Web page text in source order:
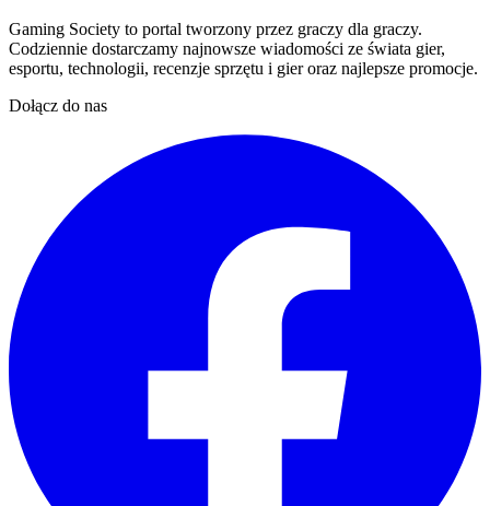
Gaming Society to portal tworzony przez graczy dla graczy.
Codziennie dostarczamy najnowsze wiadomości ze świata gier,
esportu, technologii, recenzje sprzętu i gier oraz najlepsze promocje.
Dołącz do nas